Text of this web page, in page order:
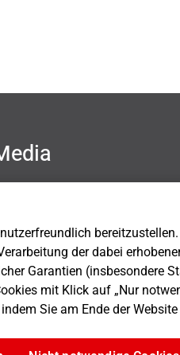
der dabei
Garantien (insbesondere
mit Klick auf „Nur
Sie am Ende der